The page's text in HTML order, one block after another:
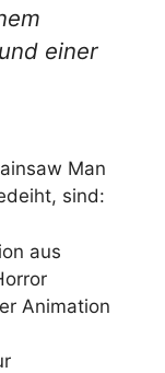
einer
Man
sind:
aus
Animation